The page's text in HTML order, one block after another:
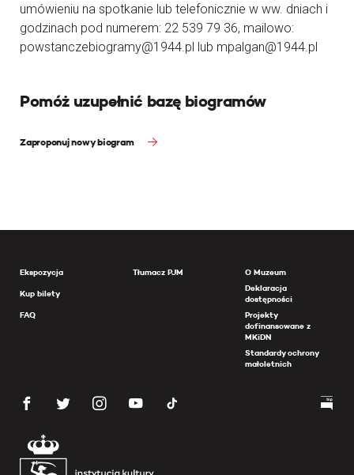
umówieniu na spotkanie lub telefonicznie w ww. dniach i
godzinach pod numerem: 22 539 79 36, mailowo:
powstanczebiogramy@1944.pl lub mpalgan@1944.pl
Pomóż uzupełnić bazę biogramów
Zaproponuj nowy biogram
Ekspozycja
Kup bilety
FAQ
Tłumacz PJM
O Muzeum
Deklaracja
dostępności
Projekty
dofinansowane z
MKiDN
Standardy ochrony
małoletnich